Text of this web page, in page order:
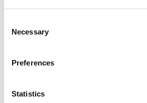
Selection
Necessary
Preferences
Statistics